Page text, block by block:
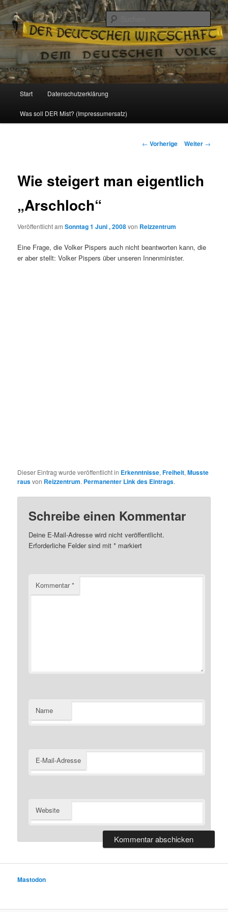
Reizzentrum
Politik, Wirtschaft, Soziales und Gesellschaft
Zum
Inhalt
Start Datenschutzerklärung
Was soll DER Mist? (Impressumersatz)
Beitrags-
← Vorherige Weiter →
Wie steigert man eigentlich
„Arschloch“
Veröffentlicht amSonntag 1 Juni , 2008von Reizzentrum
Eine Frage, die Volker Pispers auch nicht beantworten kann, die
er aber stellt: Volker Pispers über unseren Innenminister.
Dieser Eintrag wurde veröffentlicht in Erkenntnisse,Freiheit,Musste
rausvon Reizzentrum. Permanenter Link des Eintrags.
Schreibe einen Kommentar
Deine E-Mail-Adresse wird nicht veröffentlicht.
Erforderliche Felder sind mit* markiert
Kommentar*
Name
E-Mail-Adresse
Website
Mastodon